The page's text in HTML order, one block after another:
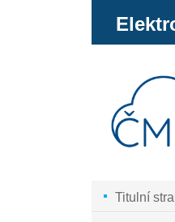
Titulní